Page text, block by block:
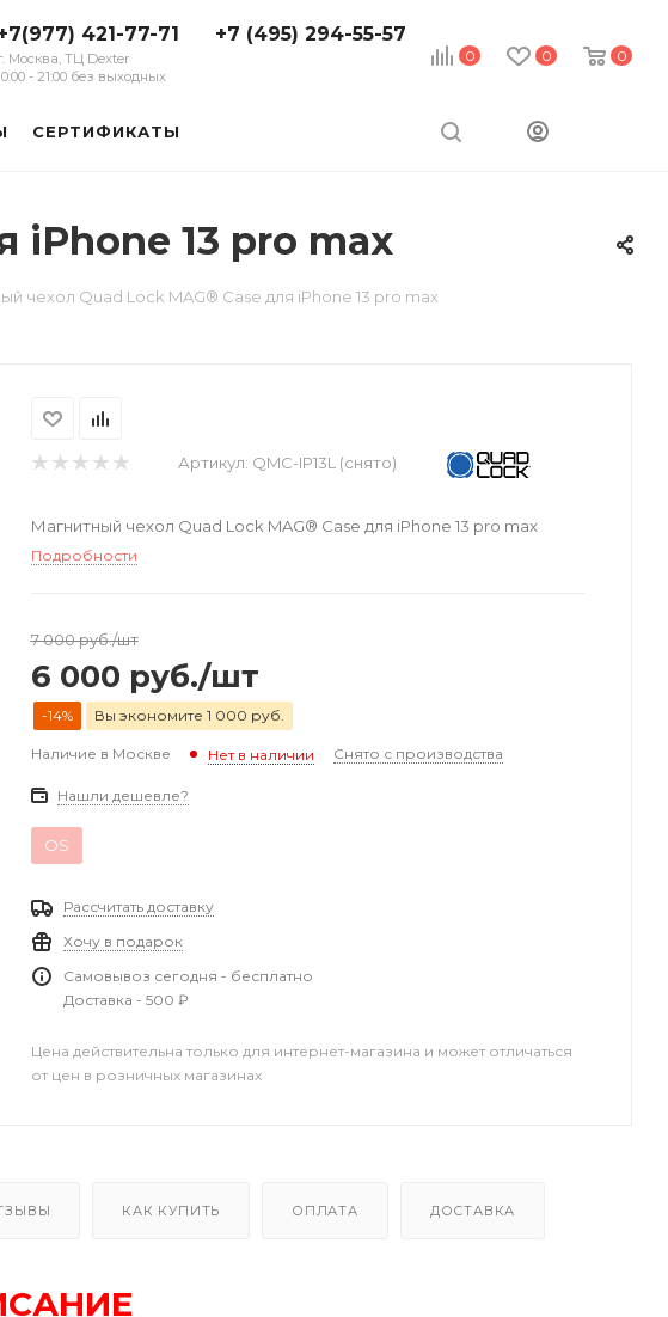
0 0 0
421-77-71
Москва, ТЦ Dexter
- 21:00 без выходных
+7 (495) 294-55-57
СЕРТИФИКАТЫ
iPhone 13 pro max
чехол Quad Lock MAG® Case для iPhone 13 pro max
Артикул: QMC-IP13L (снято)
Магнитный чехол Quad Lock MAG® Case для iPhone 13 pro max
Подробности
7 000руб./шт
6 000 руб./шт
-14% Вы экономите 1 000 руб.
Наличие в Москве Нет в наличии Снято с производства
Нашли дешевле?
OS
Рассчитать доставку
Хочу в подарок
Самовывоз сегодня - бесплатно
Доставка - 500 ₽
Цена действительна только для интернет-магазина и может отличаться
от цен в розничных магазинах
КАК КУПИТЬ ОПЛАТА ДОСТАВКА